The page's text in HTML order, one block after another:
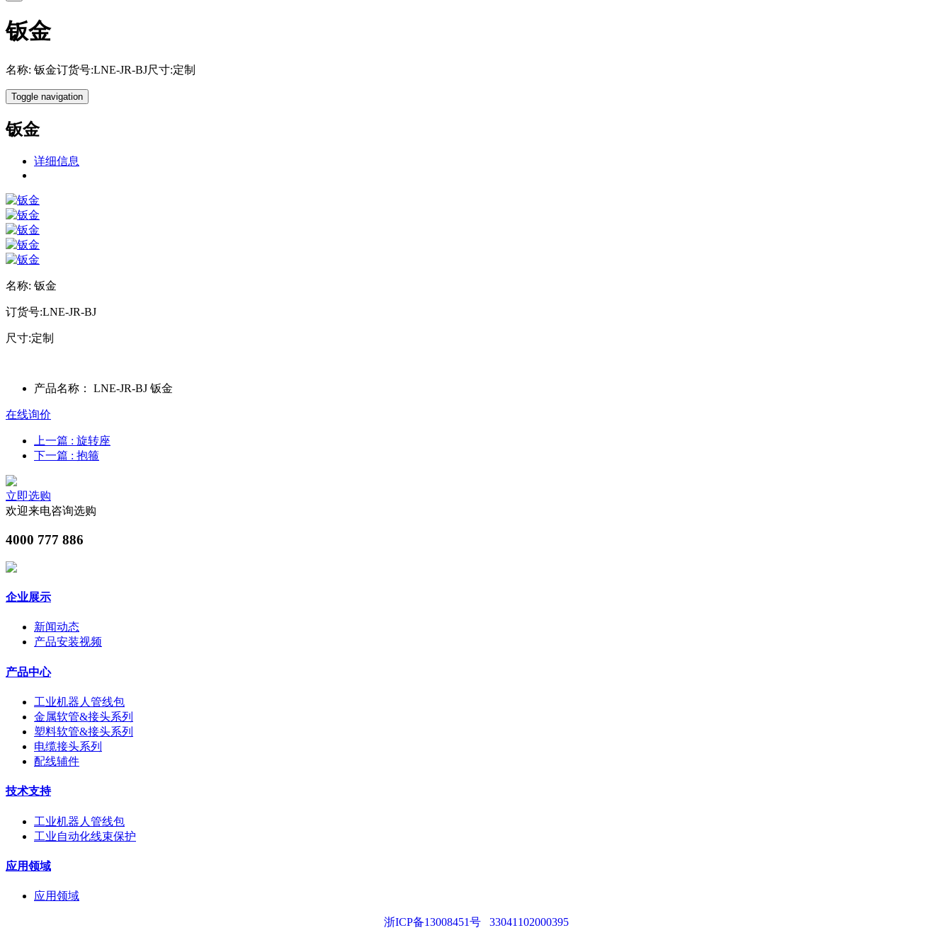
钣金
名称: 钣金订货号:LNE-JR-BJ尺寸:定制
Toggle navigation
钣金
详细信息
名称: 钣金
订货号:LNE-JR-BJ
尺寸:定制
产品名称： LNE-JR-BJ 钣金
在线询价
上一篇 : 旋转座
下一篇 : 抱箍
立即选购
欢迎来电咨询选购
4000 777 886
企业展示
新闻动态
产品安装视频
产品中心
工业机器人管线包
金属软管&接头系列
塑料软管&接头系列
电缆接头系列
配线辅件
技术支持
工业机器人管线包
工业自动化线束保护
应用领域
应用领域
浙ICP备13008451号
33041102000395